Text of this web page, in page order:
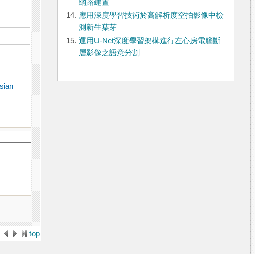
top
網路建置
14. 應用深度學習技術於高解析度空拍影像中檢
測新生葉芽
15. 運用U-Net深度學習架構進行左心房電腦斷
層影像之語意分割